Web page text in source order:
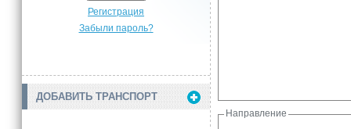
Регистрация
Забыли пароль?
ДОБАВИТЬ ТРАНСПОРТ
Направление